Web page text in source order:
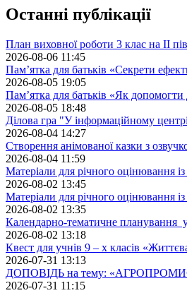
Останні публікації
План виховної роботи 3 клас на II
2026-08-06 11:45
Пам’ятка для батьків «Секрети
2026-08-05 19:05
Пам’ятка для батьків «Як
2026-08-05 18:48
Ділова гра "У інформаційному
2026-08-04 14:27
Створення анімованої казки з
2026-08-04 11:59
Матеріали для річного оцінювання
2026-08-02 13:45
Матеріали для річного оцінювання
2026-08-02 13:35
Календарно-тематичне планування
2026-08-02 13:18
Квест для учнів 9 – х класів
2026-07-31 13:13
ДОПОВІДЬ на тему:
2026-07-31 11:15